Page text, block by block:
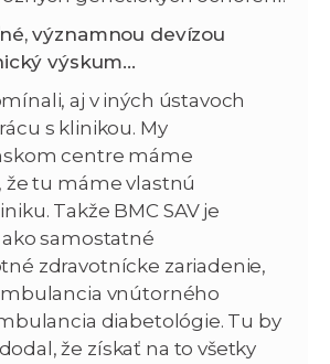
významnou devízou
výskum…
aj v iných ústavoch
s klinikou. My
centre máme
že tu máme vlastnú
Takže BMC SAV je
ako samostatné
zdravotnícke zariadenie,
vnútorného
diabetológie. Tu by
že získať na to všetky